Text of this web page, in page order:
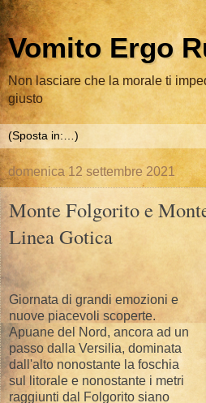
Vomito Ergo
Non lasciare che la morale ti
giusto
domenica 12 settembre 2021
Monte Folgorito e
Linea Gotica
Giornata di grandi emozioni e
nuove piacevoli scoperte.
Apuane del Nord, ancora ad un
passo dalla Versilia, dominata
dall'alto nonostante la foschia
sul litorale e nonostante i metri
raggiunti dal Folgorito siano